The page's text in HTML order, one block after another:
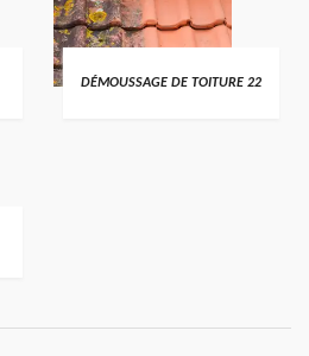
DÉMOUSSAGE DE TOITURE 22